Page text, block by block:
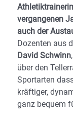
vergangenen
auch der
Dozenten aus
David Schwinn
über den
Sportarten
kräftiger,
ganz bequem